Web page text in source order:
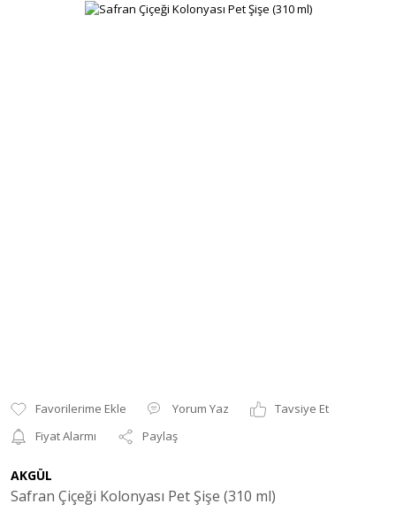
Yorum Yaz
Tavsiye Et
Fiyat Alarmı
Paylaş
AKGÜL
Safran Çiçeği Kolonyası Pet Şişe (310 ml)